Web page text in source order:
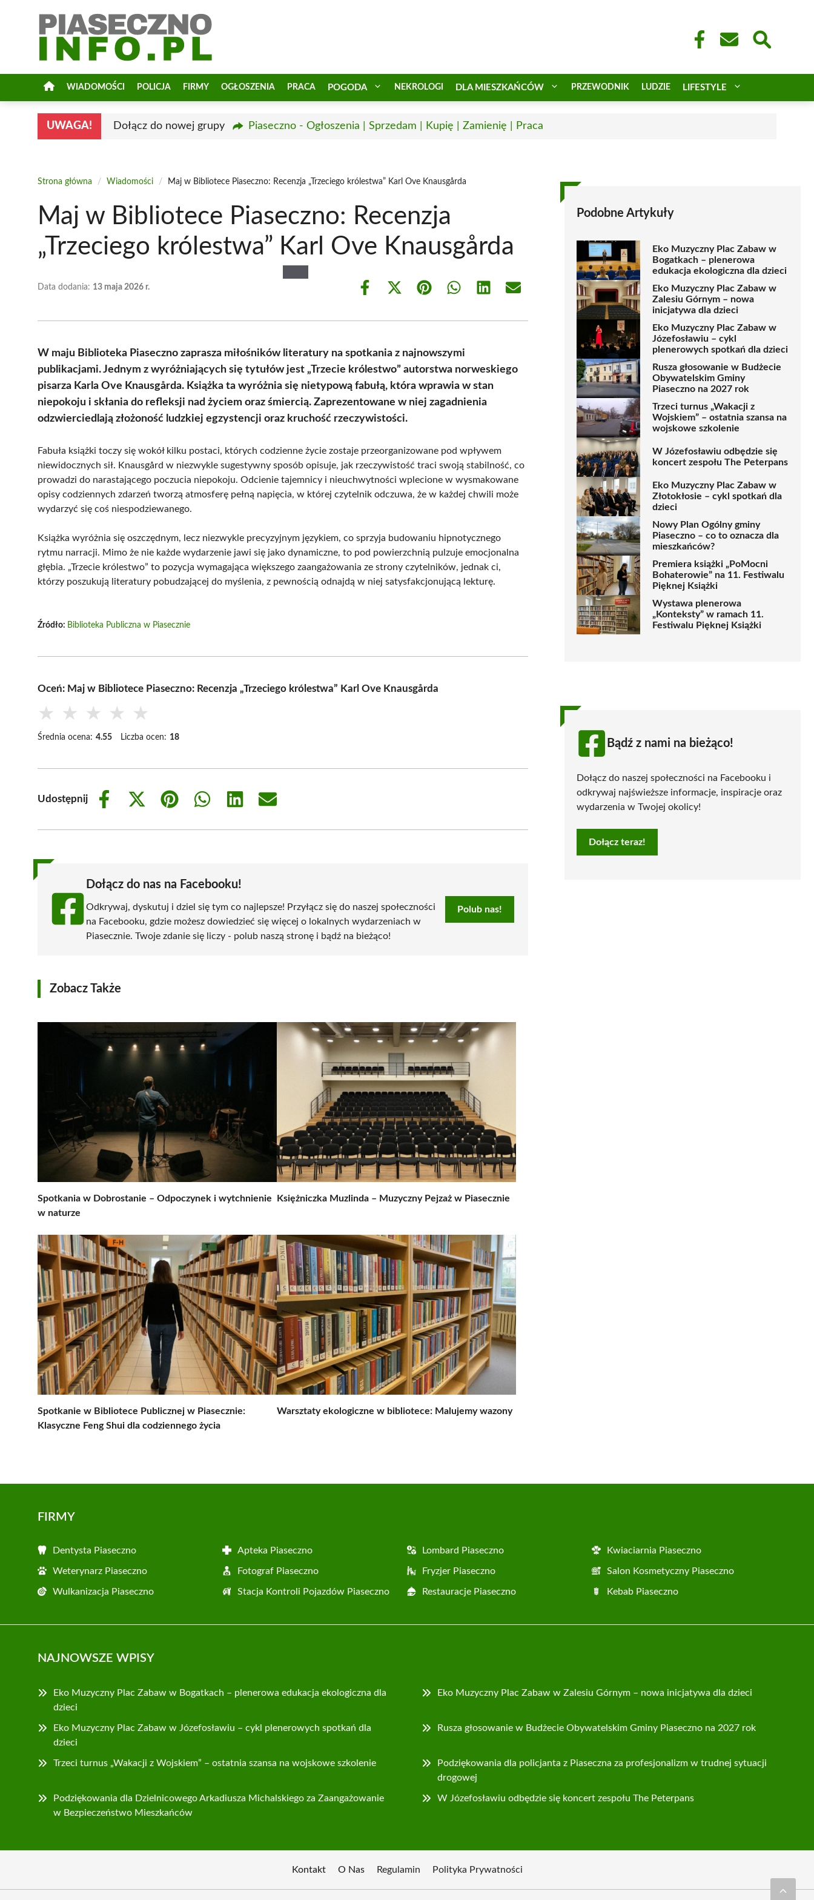
WIADOMOŚCI POLICJA FIRMY OGŁOSZENIA PRACA POGODA NEKROLOGI DLA MIESZKAŃCÓW PRZEWODNIK LUDZIE LIFESTYLE
UWAGA! Dołącz do nowej grupy Piaseczno - Ogłoszenia | Sprzedam | Kupię | Zamienię | Praca
Strona główna / Wiadomości / Maj w Bibliotece Piaseczno: Recenzja „Trzeciego królestwa” Karl Ove Knausgårda
Maj w Bibliotece Piaseczno: Recenzja
„Trzeciego królestwa” Karl Ove Knausgårda
Data dodania: 13 maja 2026 r.
Share
Share
(Twitter)
Share Share Share Share
W maju Biblioteka Piaseczno zaprasza miłośników literatury na spotkania z najnowszymi
publikacjami. Jednym z wyróżniających się tytułów jest „Trzecie królestwo” autorstwa norweskiego
pisarza Karla Ove Knausgårda. Książka ta wyróżnia się nietypową fabułą, która wprawia w stan
niepokoju i skłania do refleksji nad życiem oraz śmiercią. Zaprezentowane w niej zagadnienia
odzwierciedlają złożoność ludzkiej egzystencji oraz kruchość rzeczywistości.
Fabuła książki toczy się wokół kilku postaci, których codzienne życie zostaje przeorganizowane pod wpływem
niewidocznych sił. Knausgård w niezwykle sugestywny sposób opisuje, jak rzeczywistość traci swoją stabilność, co
prowadzi do narastającego poczucia niepokoju. Odcienie tajemnicy i nieuchwytności wplecione w wysmakowane
opisy codziennych zdarzeń tworzą atmosferę pełną napięcia, w której czytelnik odczuwa, że w każdej chwili może
wydarzyć się coś niespodziewanego.
Książka wyróżnia się oszczędnym, lecz niezwykle precyzyjnym językiem, co sprzyja budowaniu hipnotycznego
rytmu narracji. Mimo że nie każde wydarzenie jawi się jako dynamiczne, to pod powierzchnią pulzuje emocjonalna
głębia. „Trzecie królestwo” to pozycja wymagająca większego zaangażowania ze strony czytelników, jednak ci,
którzy poszukują literatury pobudzającej do myślenia, z pewnością odnajdą w niej satysfakcjonującą lekturę.
Źródło: Biblioteka Publiczna w Piasecznie
Oceń: Maj w Bibliotece Piaseczno: Recenzja „Trzeciego królestwa” Karl Ove Knausgårda
★ ★ ★ ★ ★
Średnia ocena: 4.55 Liczba ocen: 18
Udostępnij
Share
Share
(Twitter)
Share
Share
Share
Share
Dołącz do nas na Facebooku!
Odkrywaj, dyskutuj i dziel się tym co najlepsze! Przyłącz się do naszej społeczności
na Facebooku, gdzie możesz dowiedzieć się więcej o lokalnych wydarzeniach w
Piasecznie. Twoje zdanie się liczy - polub naszą stronę i bądź na bieżąco!
Polub nas!
Zobacz Także
Spotkania w Dobrostanie – Odpoczynek i wytchnienie
w naturze
Księżniczka Muzlinda – Muzyczny Pejzaż w Piasecznie
Spotkanie w Bibliotece Publicznej w Piasecznie:
Klasyczne Feng Shui dla codziennego życia
Warsztaty ekologiczne w bibliotece: Malujemy wazony
Podobne Artykuły
Eko Muzyczny Plac Zabaw w
Bogatkach – plenerowa
edukacja ekologiczna dla dzieci
Eko Muzyczny Plac Zabaw w
Zalesiu Górnym – nowa
inicjatywa dla dzieci
Eko Muzyczny Plac Zabaw w
Józefosławiu – cykl
plenerowych spotkań dla dzieci
Rusza głosowanie w Budżecie
Obywatelskim Gminy
Piaseczno na 2027 rok
Trzeci turnus „Wakacji z
Wojskiem” – ostatnia szansa na
wojskowe szkolenie
W Józefosławiu odbędzie się
koncert zespołu The Peterpans
Eko Muzyczny Plac Zabaw w
Złotokłosie – cykl spotkań dla
dzieci
Nowy Plan Ogólny gminy
Piaseczno – co to oznacza dla
mieszkańców?
Premiera książki „PoMocni
Bohaterowie” na 11. Festiwalu
Pięknej Książki
Wystawa plenerowa
„Konteksty” w ramach 11.
Festiwalu Pięknej Książki
Bądź z nami na bieżąco!
Dołącz do naszej społeczności na Facebooku i
odkrywaj najświeższe informacje, inspiracje oraz
wydarzenia w Twojej okolicy!
Dołącz teraz!
FIRMY
Dentysta Piaseczno Apteka Piaseczno Lombard Piaseczno Kwiaciarnia Piaseczno
Weterynarz Piaseczno Fotograf Piaseczno Fryzjer Piaseczno Salon Kosmetyczny Piaseczno
Wulkanizacja Piaseczno Stacja Kontroli Pojazdów Piaseczno Restauracje Piaseczno Kebab Piaseczno
NAJNOWSZE WPISY
Eko Muzyczny Plac Zabaw w Bogatkach – plenerowa edukacja ekologiczna dla
dzieci
Eko Muzyczny Plac Zabaw w Zalesiu Górnym – nowa inicjatywa dla dzieci
Eko Muzyczny Plac Zabaw w Józefosławiu – cykl plenerowych spotkań dla
dzieci
Rusza głosowanie w Budżecie Obywatelskim Gminy Piaseczno na 2027 rok
Trzeci turnus „Wakacji z Wojskiem” – ostatnia szansa na wojskowe szkolenie
Podziękowania dla policjanta z Piaseczna za profesjonalizm w trudnej sytuacji
drogowej
Podziękowania dla Dzielnicowego Arkadiusza Michalskiego za Zaangażowanie
w Bezpieczeństwo Mieszkańców
W Józefosławiu odbędzie się koncert zespołu The Peterpans
Kontakt O Nas Regulamin Polityka Prywatności